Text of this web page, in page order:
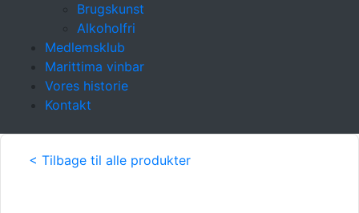
Brugskunst
Alkoholfri
Medlemsklub
Marittima vinbar
Vores historie
Kontakt
< Tilbage til alle produkter